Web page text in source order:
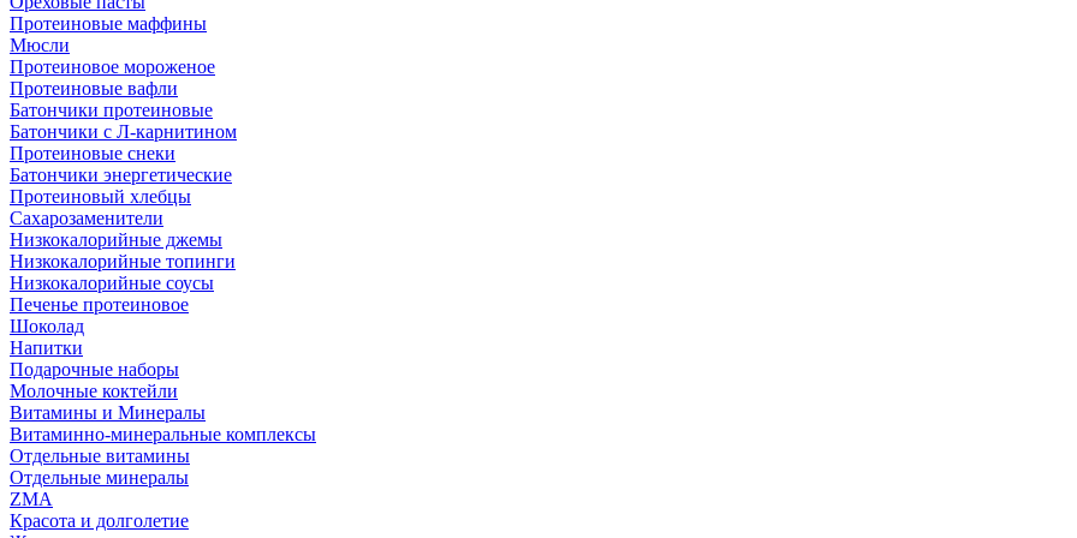
Протеиновые маффины
Мюсли
Протеиновое мороженое
Протеиновые вафли
Батончики протеиновые
Батончики с Л-карнитином
Протеиновые снеки
Батончики энергетические
Протеиновый хлебцы
Сахарозаменители
Низкокалорийные джемы
Низкокалорийные топинги
Низкокалорийные соусы
Печенье протеиновое
Шоколад
Напитки
Подарочные наборы
Молочные коктейли
Витамины и Минералы
Витаминно-минеральные комплексы
Отдельные витамины
Отдельные минералы
ZMA
Красота и долголетие